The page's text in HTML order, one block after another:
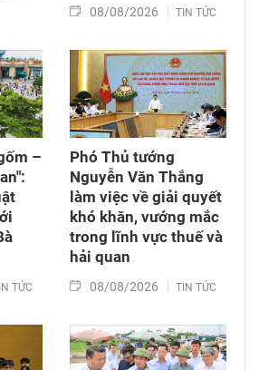
08/08/2026 TIN TỨC
–
TỨC
Phó Thủ tướng
Nguyễn Văn Thắng
làm việc về giải quyết
khó khăn, vướng mắc
trong lĩnh vực thuế và
hải quan
08/08/2026 TIN TỨC